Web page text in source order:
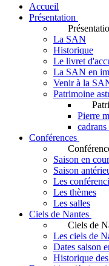
Accueil
Présentation
La SAN
Historique
Le livret
La SAN en
Venir à la
Patrimoine
Pierre
cadrans
Conférences
Saison en
Saison
Les
Les thèmes
Les salles
Ciels de Nantes
Ciels de
Les ciels de
Dates saison
Historique